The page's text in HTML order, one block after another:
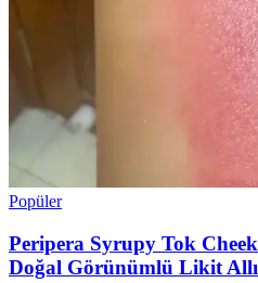
Popüler
Peripera Syrupy Tok
Doğal Görünümlü Likit